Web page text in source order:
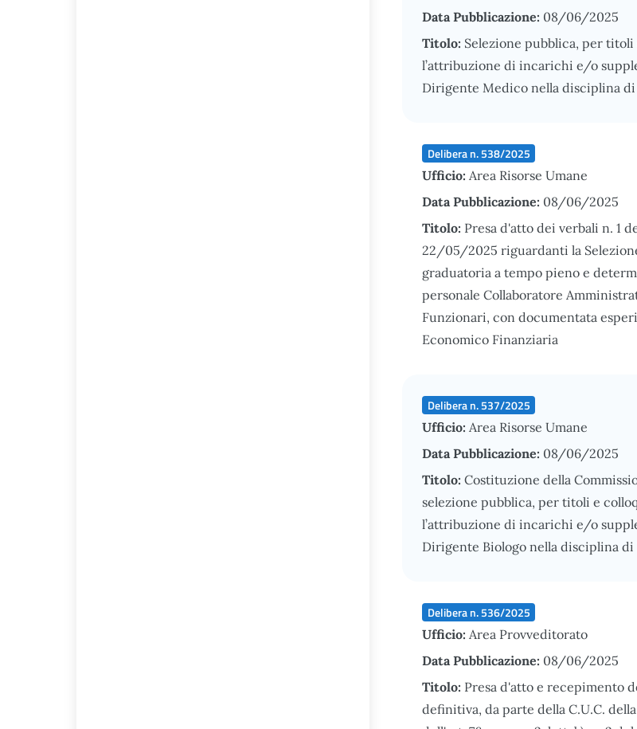
Data Pubblicazione: 08/06/2025
Titolo: Selezione pubblica, per
l’attribuzione di incarichi e/o
Dirigente Medico nella disciplina
Delibera n. 538/2025
Ufficio: Area Risorse Umane
Data Pubblicazione: 08/06/2025
Titolo: Presa d'atto dei verbali n. 1
22/05/2025 riguardanti la
graduatoria a tempo pieno e
personale Collaboratore
Funzionari, con documentata
Economico Finanziaria
Delibera n. 537/2025
Ufficio: Area Risorse Umane
Data Pubblicazione: 08/06/2025
Titolo: Costituzione della
selezione pubblica, per titoli e
l’attribuzione di incarichi e/o
Dirigente Biologo nella disciplina di
Delibera n. 536/2025
Ufficio: Area Provveditorato
Data Pubblicazione: 08/06/2025
Titolo: Presa d'atto e recepimento
definitiva, da parte della C.U.C.